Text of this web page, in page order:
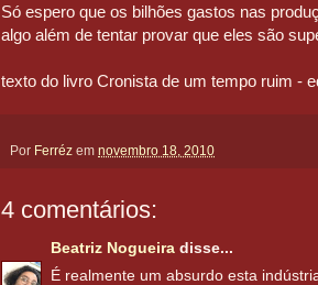
Só espero que os bilhões gastos nas
algo além de tentar provar que eles são
texto do livro Cronista de um tempo ruim -
Por Ferréz em novembro 18, 2010
4 comentários:
Beatriz Nogueira disse...
É realmente um absurdo esta